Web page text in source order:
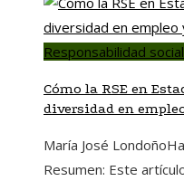
Responsabilidad social
Cómo la RSE en
diversidad en
María José Londoño
Resumen: Este